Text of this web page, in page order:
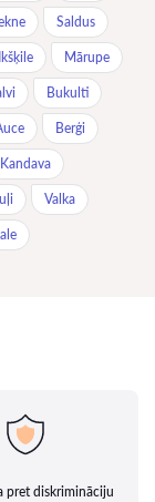
Saldus
Ikšķile Mārupe
Bukulti
Berģi
Kandava
Valka
pret diskrimināciju